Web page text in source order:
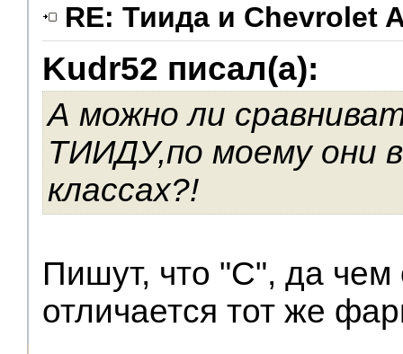
RE: Тиида и Chevrolet
Kudr52 писал(а):
А можно ли
ТИИДУ,по моему они
классах?!
Пишут, что "С", да
отличается тот же